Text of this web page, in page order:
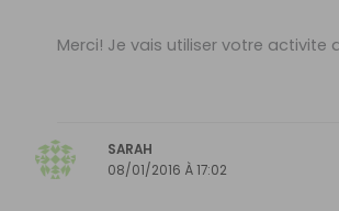
Merci! Je vais utiliser votre activite
SARAH
08/01/2016 À 17:02